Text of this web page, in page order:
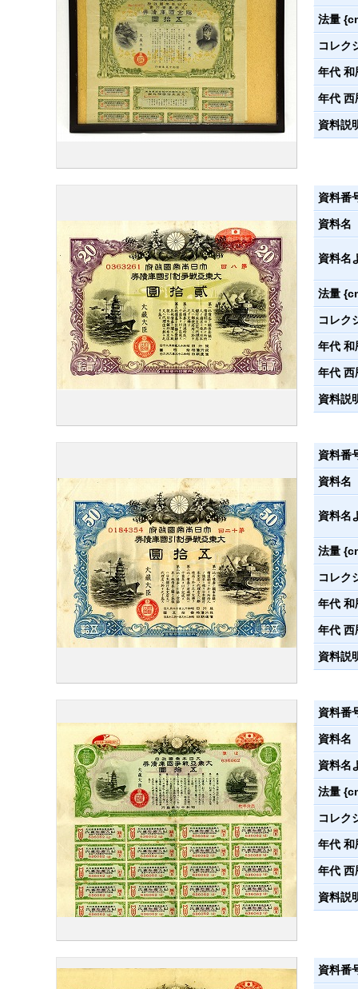
法量
コレク
年代 和
年代 西
資料説
資料番
資料名
資料名
法量
コレク
年代 和
年代 西
資料説
資料番
資料名
資料名
法量
コレク
年代 和
年代 西
資料説
資料番
資料名
資料名
法量
コレク
年代 和
年代 西
資料説
資料番